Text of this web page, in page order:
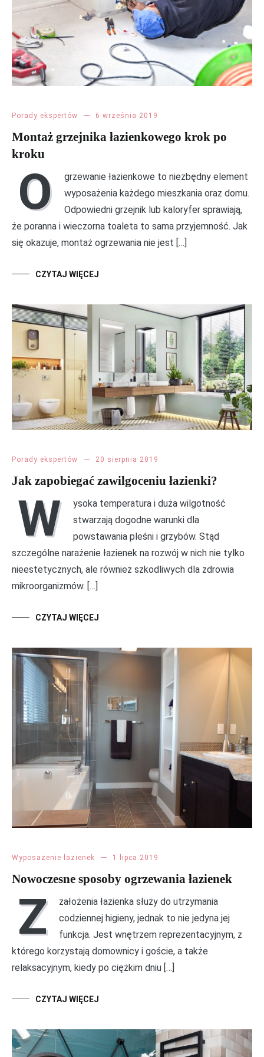
Porady ekspertów 6 września 2019
Montaż grzejnika łazienkowego krok po
kroku
O
grzewanie łazienkowe to niezbędny element
wyposażenia każdego mieszkania oraz domu.
Odpowiedni grzejnik lub kaloryfer sprawiają,
że poranna i wieczorna toaleta to sama przyjemność. Jak
się okazuje, montaż ogrzewania nie jest […]
CZYTAJ WIĘCEJ
Porady ekspertów 20 sierpnia 2019
Jak zapobiegać zawilgoceniu łazienki?
W
ysoka temperatura i duża wilgotność
stwarzają dogodne warunki dla
powstawania pleśni i grzybów. Stąd
szczególne narażenie łazienek na rozwój w nich nie tylko
nieestetycznych, ale również szkodliwych dla zdrowia
mikroorganizmów. […]
CZYTAJ WIĘCEJ
Wyposażenie łazienek 1 lipca 2019
Nowoczesne sposoby ogrzewania łazienek
Z
założenia łazienka służy do utrzymania
codziennej higieny, jednak to nie jedyna jej
funkcja. Jest wnętrzem reprezentacyjnym, z
którego korzystają domownicy i goście, a także
relaksacyjnym, kiedy po ciężkim dniu […]
CZYTAJ WIĘCEJ